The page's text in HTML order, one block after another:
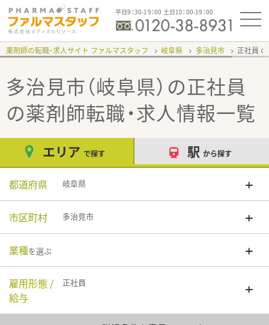
平日9：30-19：00 土日10：00-19：00
薬剤師の転職・求人サイト ファルマスタッフ 岐阜県 多治見市 正社員
多治見市（岐阜県）の正社員
の薬剤師転職・求人情報一覧
エリア で探す 駅 から探す
都道府県 岐阜県
市区町村 多治見市
業種を選ぶ
雇用形態 /
給与
正社員